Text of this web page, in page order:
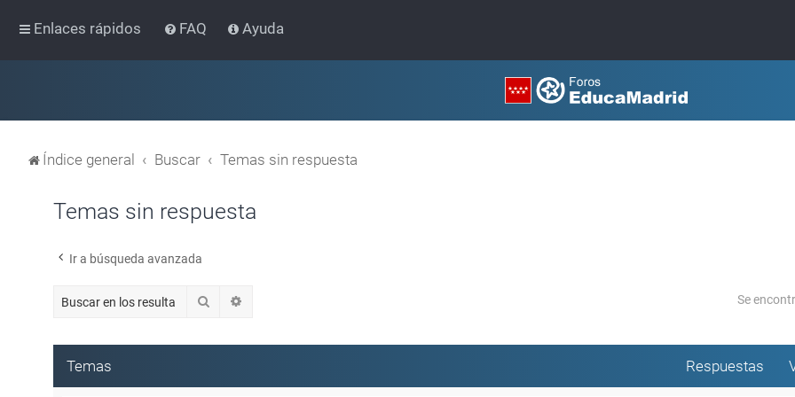
Enlaces rápidos FAQ Ayuda
Índice general Buscar Temas sin respuesta
Temas sin respuesta
Ir a búsqueda avanzada
Buscar Se
Temas Respuestas